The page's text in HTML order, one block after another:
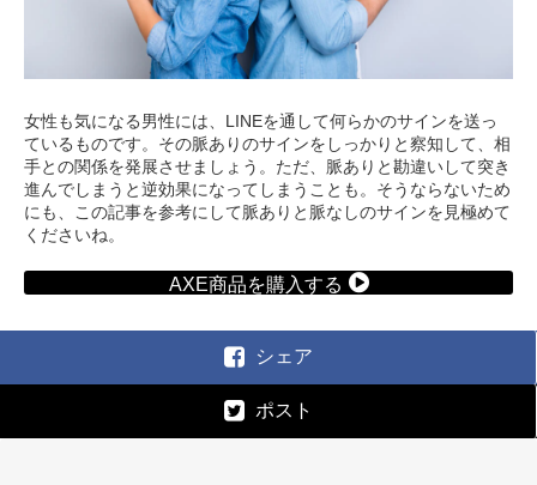
女性も気になる男性には、LINEを通して何らかのサインを送っ
ているものです。その脈ありのサインをしっかりと察知して、相
手との関係を発展させましょう。ただ、脈ありと勘違いして突き
進んでしまうと逆効果になってしまうことも。そうならないため
にも、この記事を参考にして脈ありと脈なしのサインを見極めて
くださいね。
AXE商品を購入する
シェア
ポスト